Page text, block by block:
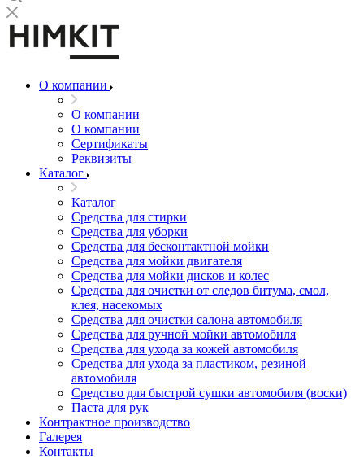
О компании
О компании
О компании
Сертификаты
Реквизиты
Каталог
Каталог
Средства для стирки
Средства для уборки
Средства для бесконтактной мойки
Средства для мойки двигателя
Средства для мойки дисков и колес
Средства для очистки от следов битума, смол,
клея, насекомых
Средства для очистки салона автомобиля
Средства для ручной мойки автомобиля
Средства для ухода за кожей автомобиля
Средства для ухода за пластиком, резиной
автомобиля
Средство для быстрой сушки автомобиля (воски)
Паста для рук
Контрактное производство
Галерея
Контакты